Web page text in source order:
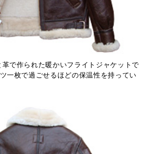
で作られた暖かいフライトジャケットで
一枚で過ごせるほどの保温性を持ってい